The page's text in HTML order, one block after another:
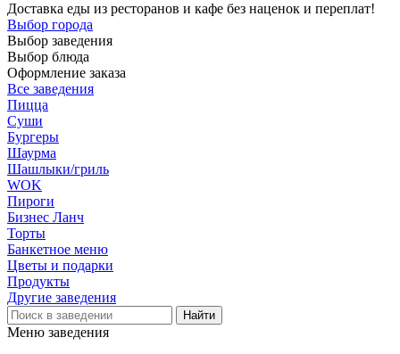
Доставка еды из ресторанов и кафе без наценок и переплат!
Выбор города
Выбор заведения
Выбор блюда
Оформление заказа
Все заведения
Пицца
Суши
Бургеры
Шаурма
Шашлыки/гриль
WOK
Пироги
Бизнес Ланч
Торты
Банкетное меню
Цветы и подарки
Продукты
Другие заведения
Меню заведения